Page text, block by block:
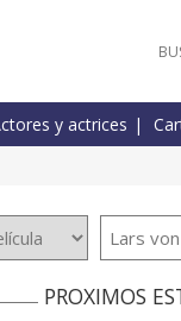
y actrices
PROXIMOS